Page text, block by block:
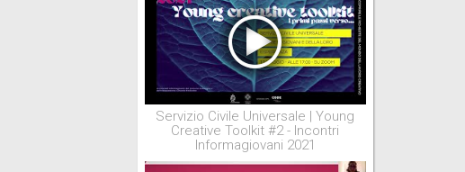
Servizio Civile Universale | Young
Creative Toolkit #2 - Incontri
Informagiovani 2021